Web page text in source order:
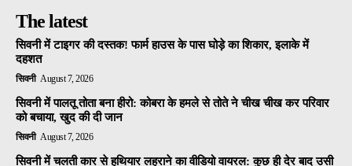
The latest
सिवनी में टाइगर की दस्तक! फार्म हाउस के पास घोड़े का शिकार, इलाके में
दहशत
सिवनी August 7, 2026
सिवनी में पालतू तोता बना हीरो: कोबरा के हमले से तोते ने चीख चीख कर परिवार
को बचाया, खुद की दी जान
सिवनी August 7, 2026
सिवनी में चलती कार से हथियार लहराने का वीडियो वायरल: कुछ ही देर बाद उसी